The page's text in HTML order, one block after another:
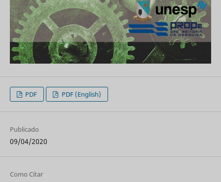
PDF PDF (English)
Publicado
09/04/2020
Como Citar